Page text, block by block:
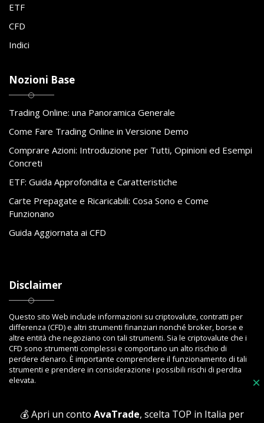
×
💰 Apri un conto AvaTrade, scelta TOP in Italia per
ETF
CFD
Indici
Nozioni Base
Trading Online: una Panoramica Generale
Come Fare Trading Online in Versione Demo
Comprare Azioni: Introduzione per Tutti, Opinioni ed Esempi
Concreti
ETF: Guida Approfondita e Caratteristiche
Carte Prepagate e Ricaricabili: Cosa Sono e Come
Funzionano
Guida Aggiornata ai CFD
Disclaimer
Questo sito Web include informazioni su criptovalute, contratti per
differenza (CFD) e altri strumenti finanziari nonché broker, borse e
altre entità che negoziano con tali strumenti. Sia le criptovalute che i
CFD sono strumenti complessi e comportano un alto rischio di
perdere denaro. È importante comprendere il funzionamento di tali
strumenti e prendere in considerazione i possibili rischi di perdita
elevata.